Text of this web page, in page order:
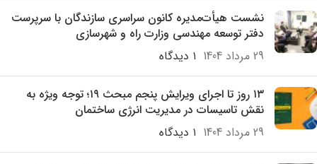
نشست هیأت‌مدیره کانون سراسری سازندگان با سرپرست
دفتر توسعه مهندسی وزارت راه و شهرسازی
29 مرداد 1404
۱ دیدگاه
۱۳ روز تا اجرای ویرایش پنجم مبحث ۱۹؛ توجه ویژه به
نقش تاسیسات در مدیریت انرژی ساختمان
29 مرداد 1404
۱ دیدگاه